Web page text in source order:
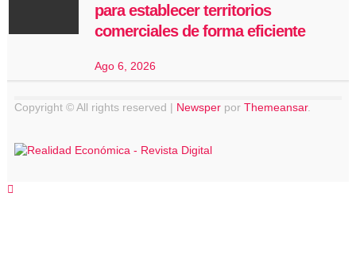
para establecer territorios
comerciales de forma eficiente
Ago 6, 2026
Copyright © All rights reserved | Newsperpor Themeansar.